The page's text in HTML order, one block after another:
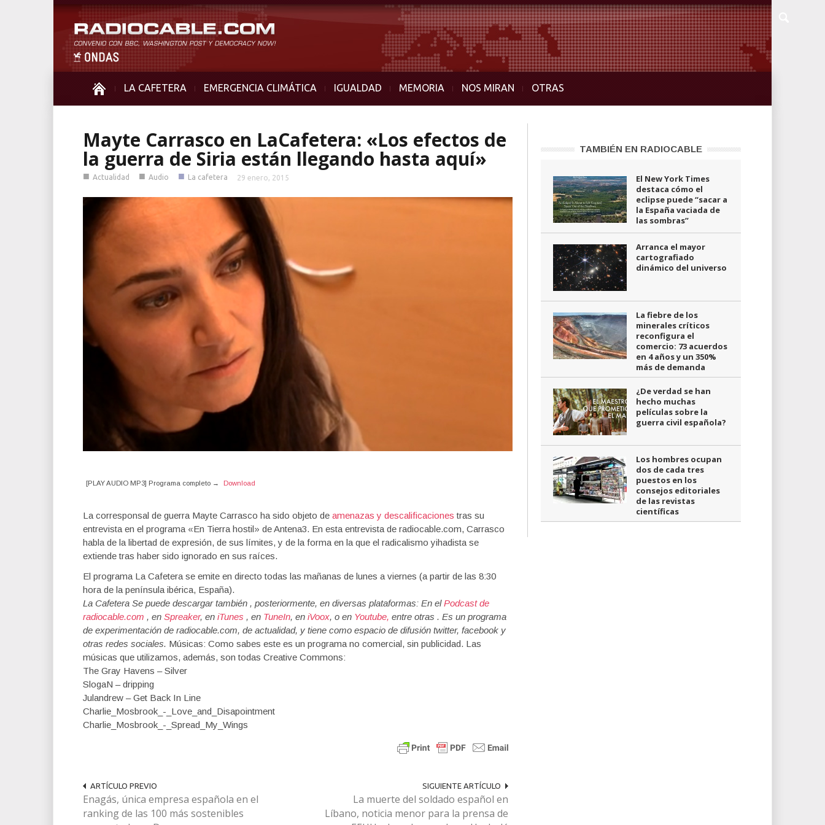
LA CAFETERA EMERGENCIA CLIMÁTICA IGUALDAD MEMORIA NOS MIRAN OTRAS
Mayte Carrasco en LaCafetera: «Los efectos de
la guerra de Siria están llegando hasta aquí»
■ Actualidad ■ Audio ■ La cafetera 29 enero, 2015
[PLAY AUDIO MP3] Programa completo → Download
La corresponsal de guerra Mayte Carrasco ha sido objeto de amenazas y descalificaciones tras su
entrevista en el programa «En Tierra hostil» de Antena3. En esta entrevista de radiocable.com, Carrasco
habla de la libertad de expresión, de sus límites, y de la forma en la que el radicalismo yihadista se
extiende tras haber sido ignorado en sus raíces.
El programa La Cafetera se emite en directo todas las mañanas de lunes a viernes (a partir de las 8:30
hora de la península ibérica, España).
La Cafetera Se puede descargar también , posteriormente, en diversas plataformas: En elPodcast de
radiocable.com , en Spreaker, en iTunes , en TuneIn, en iVoox, o en Youtube, entre otras . Es un programa
de experimentación de radiocable.com, de actualidad, y tiene como espacio de difusión twitter, facebook y
otras redes sociales. Músicas: Como sabes este es un programa no comercial, sin publicidad. Las
músicas que utilizamos, además, son todas Creative Commons:
The Gray Havens – Silver
SlogaN – dripping
Julandrew – Get Back In Line
Charlie_Mosbrook_-_Love_and_Disapointment
Charlie_Mosbrook_-_Spread_My_Wings
ARTÍCULO PREVIO
Enagás, única empresa española en el
ranking de las 100 más sostenibles
SIGUIENTE ARTÍCULO
La muerte del soldado español en
Líbano, noticia menor para la prensa de
TAMBIÉN EN RADIOCABLE
El New York Times
destaca cómo el
eclipse puede “sacar a
la España vaciada de
las sombras”
Arranca el mayor
cartografiado
dinámico del universo
La fiebre de los
minerales críticos
reconfigura el
comercio: 73 acuerdos
en 4 años y un 350%
más de demanda
¿De verdad se han
hecho muchas
películas sobre la
guerra civil española?
Los hombres ocupan
dos de cada tres
puestos en los
consejos editoriales
de las revistas
científicas